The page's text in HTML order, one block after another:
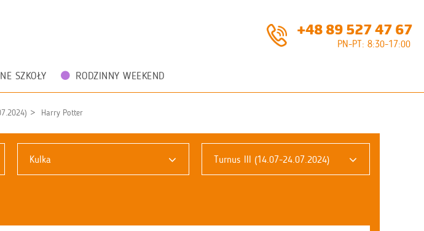
+48 89 527 47 67
PN-PT: 8:30-17:00
SZKOŁY RODZINNY WEEKEND
Harry Potter
Kulka Turnus III (14.07-24.07.2024)